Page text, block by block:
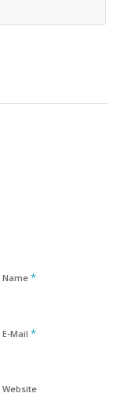
Name *
E-Mail *
Website